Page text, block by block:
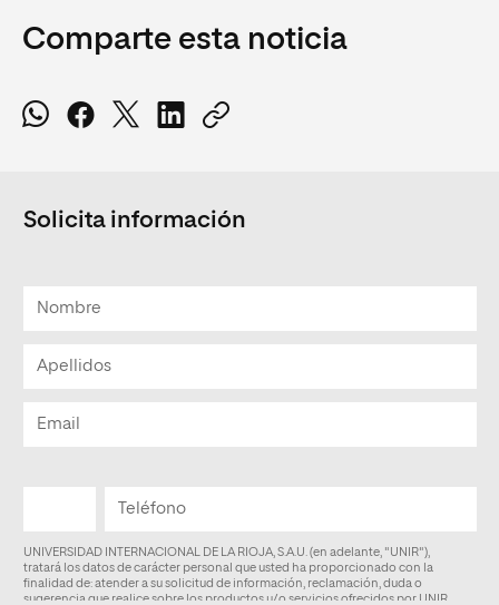
Comparte esta noticia
Solicita información